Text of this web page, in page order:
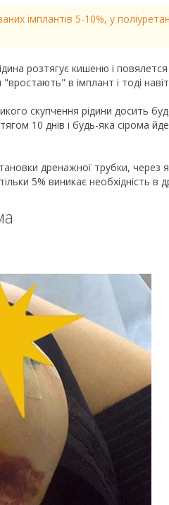
імплантів 5-10%, у
розтягує кишеню і повялется
"вростають" в імплант і тоді
скупчення рідини досить
10 днів і будь-яка сірома
дренажної трубки, через
5% виникає необхідність в